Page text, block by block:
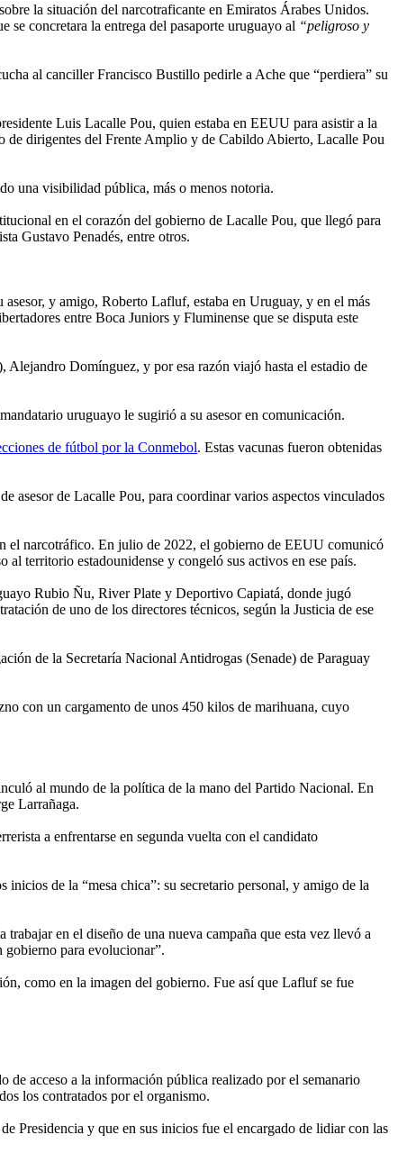
la situación del narcotraficante en Emiratos Árabes Unidos.
se concretara la entrega del pasaporte uruguayo al “peligroso y
al canciller Francisco Bustillo pedirle a Ache que “perdiera” su
Luis Lacalle Pou, quien estaba en EEUU para asistir a la
de dirigentes del Frente Amplio y de Cabildo Abierto, Lacalle Pou
una visibilidad pública, más o menos notoria.
en el corazón del gobierno de Lacalle Pou, que llegó para
Gustavo Penadés, entre otros.
y amigo, Roberto Lafluf, estaba en Uruguay, y en el más
entre Boca Juniors y Fluminense que se disputa este
Alejandro Domínguez, y por esa razón viajó hasta el estadio de
uruguayo le sugirió a su asesor en comunicación.
de fútbol por la Conmebol. Estas vacunas fueron obtenidas
asesor de Lacalle Pou, para coordinar varios aspectos vinculados
el narcotráfico. En julio de 2022, el gobierno de EEUU comunicó
al territorio estadounidense y congeló sus activos en ese país.
Rubio Ñu, River Plate y Deportivo Capiatá, donde jugó
de uno de los directores técnicos, según la Justicia de ese
de la Secretaría Nacional Antidrogas (Senade) de Paraguay
con un cargamento de unos 450 kilos de marihuana, cuyo
al mundo de la política de la mano del Partido Nacional. En
Larrañaga.
a enfrentarse en segunda vuelta con el candidato
de la “mesa chica”: su secretario personal, y amigo de la
en el diseño de una nueva campaña que esta vez llevó a
gobierno para evolucionar”.
como en la imagen del gobierno. Fue así que Lafluf se fue
de acceso a la información pública realizado por el semanario
los contratados por el organismo.
Presidencia y que en sus inicios fue el encargado de lidiar con las